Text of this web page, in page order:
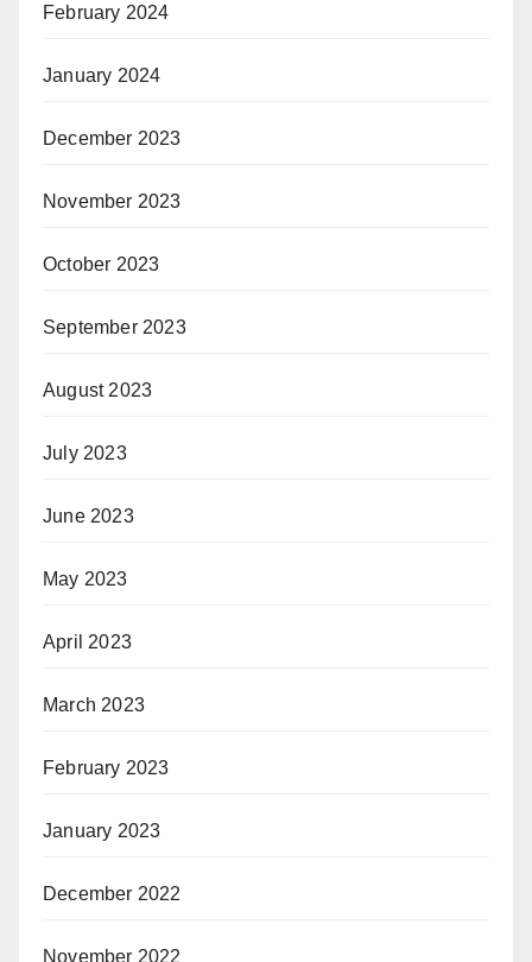
February 2024
January 2024
December 2023
November 2023
October 2023
September 2023
August 2023
July 2023
June 2023
May 2023
April 2023
March 2023
February 2023
January 2023
December 2022
November 2022